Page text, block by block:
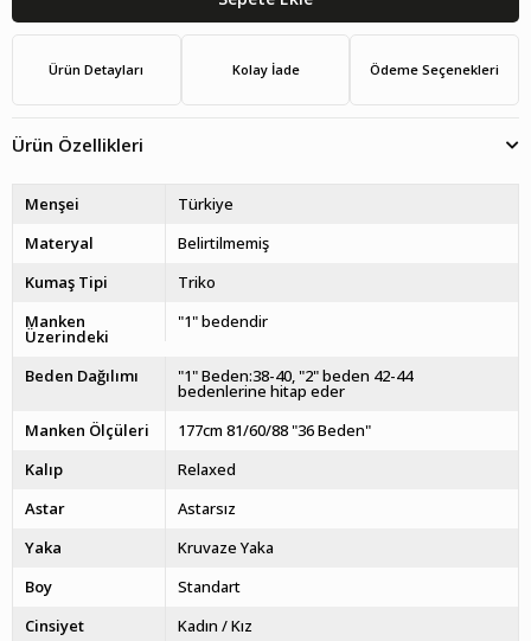
Ürün Detayları Kolay İade Ödeme Seçenekleri
Ürün Özellikleri
Menşei
Türkiye
Materyal
Belirtilmemiş
Kumaş Tipi
Triko
Manken
Üzerindeki
"1" bedendir
Beden Dağılımı "1" Beden:38-40, "2" beden 42-44
bedenlerine hitap eder
Manken Ölçüleri
177cm 81/60/88 "36 Beden"
Kalıp
Relaxed
Astar
Astarsız
Yaka
Kruvaze Yaka
Boy
Standart
Cinsiyet
Kadın / Kız